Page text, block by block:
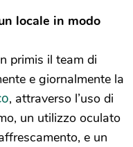
locale in modo
primis il team di
e giornalmente la
, attraverso l’uso di
un utilizzo oculato
e un